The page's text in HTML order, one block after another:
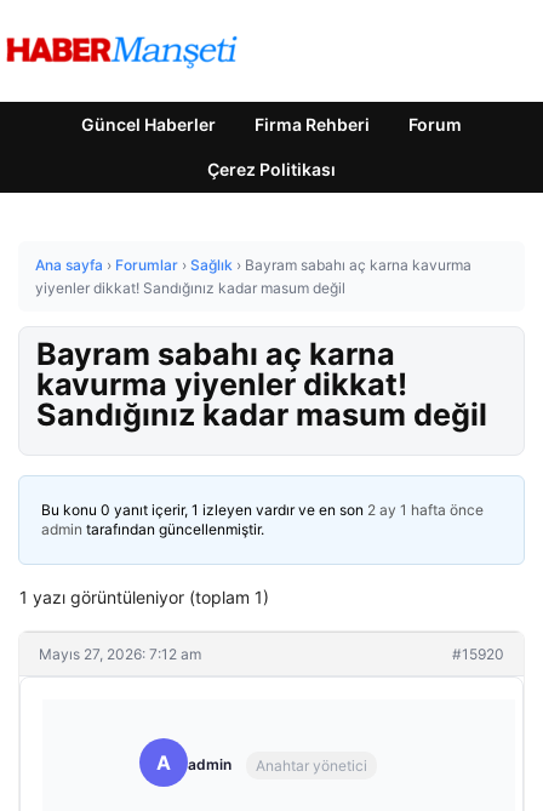
Güncel Haberler Firma Rehberi Forum
Çerez Politikası
Ana sayfa › Forumlar › Sağlık › Bayram sabahı aç karna kavurma
yiyenler dikkat! Sandığınız kadar masum değil
Bayram sabahı aç karna
kavurma yiyenler dikkat!
Sandığınız kadar masum değil
Bu konu 0 yanıt içerir, 1 izleyen vardır ve en son 2 ay 1 hafta önce
admin tarafından güncellenmiştir.
1 yazı görüntüleniyor (toplam 1)
Mayıs 27, 2026: 7:12 am #15920
A admin Anahtar yönetici